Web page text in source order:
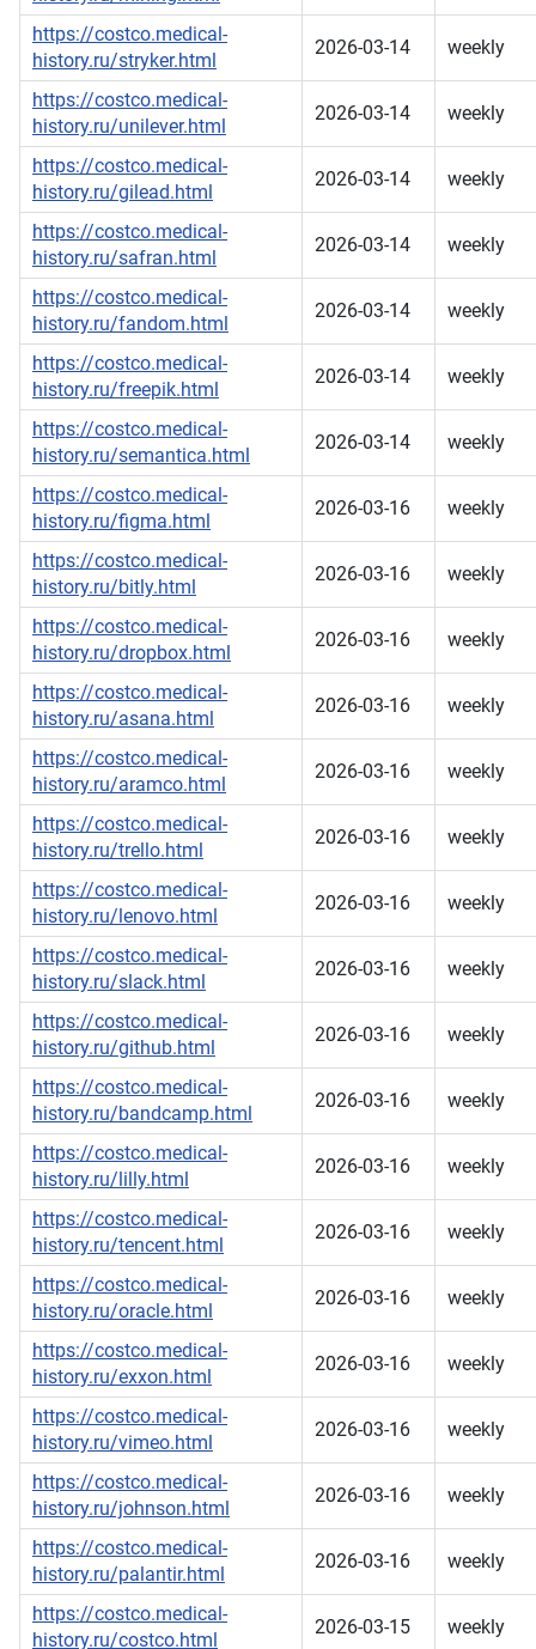
https://costco.medical-
history.ru/stryker.html
2026-03-14 weekly
https://costco.medical-
history.ru/unilever.html
2026-03-14 weekly
https://costco.medical-
history.ru/gilead.html
2026-03-14 weekly
https://costco.medical-
history.ru/safran.html
2026-03-14 weekly
https://costco.medical-
history.ru/fandom.html
2026-03-14 weekly
https://costco.medical-
history.ru/freepik.html
2026-03-14 weekly
https://costco.medical-
history.ru/semantica.html
2026-03-14 weekly
https://costco.medical-
history.ru/figma.html
2026-03-16 weekly
https://costco.medical-
history.ru/bitly.html
2026-03-16 weekly
https://costco.medical-
history.ru/dropbox.html
2026-03-16 weekly
https://costco.medical-
history.ru/asana.html
2026-03-16 weekly
https://costco.medical-
history.ru/aramco.html
2026-03-16 weekly
https://costco.medical-
history.ru/trello.html
2026-03-16 weekly
https://costco.medical-
history.ru/lenovo.html
2026-03-16 weekly
https://costco.medical-
history.ru/slack.html
2026-03-16 weekly
https://costco.medical-
history.ru/github.html
2026-03-16 weekly
https://costco.medical-
history.ru/bandcamp.html
2026-03-16 weekly
https://costco.medical-
history.ru/lilly.html
2026-03-16 weekly
https://costco.medical-
history.ru/tencent.html
2026-03-16 weekly
https://costco.medical-
history.ru/oracle.html
2026-03-16 weekly
https://costco.medical-
history.ru/exxon.html
2026-03-16 weekly
https://costco.medical-
history.ru/vimeo.html
2026-03-16 weekly
https://costco.medical-
history.ru/johnson.html
2026-03-16 weekly
https://costco.medical-
history.ru/palantir.html
2026-03-16 weekly
https://costco.medical-
history.ru/costco.html
2026-03-15 weekly